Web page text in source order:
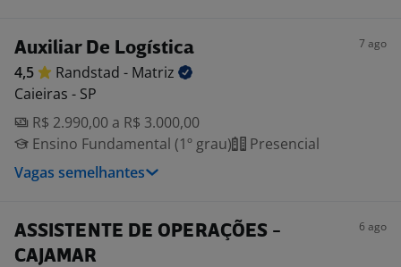
Auxiliar De Logística 7 ago
4,5 Randstad - Matriz
Caieiras - SP
R$ 2.990,00 a R$ 3.000,00
Ensino Fundamental (1º grau)
Presencial
Vagas semelhantes
ASSISTENTE DE OPERAÇÕES -
CAJAMAR
6 ago